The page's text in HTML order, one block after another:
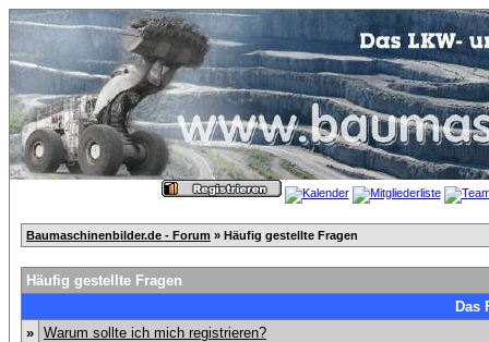
Baumaschinenbilder.de - Forum » Häufig gestellte Fragen
Häufig gestellte Fragen
Das
» Warum sollte ich mich registrieren?